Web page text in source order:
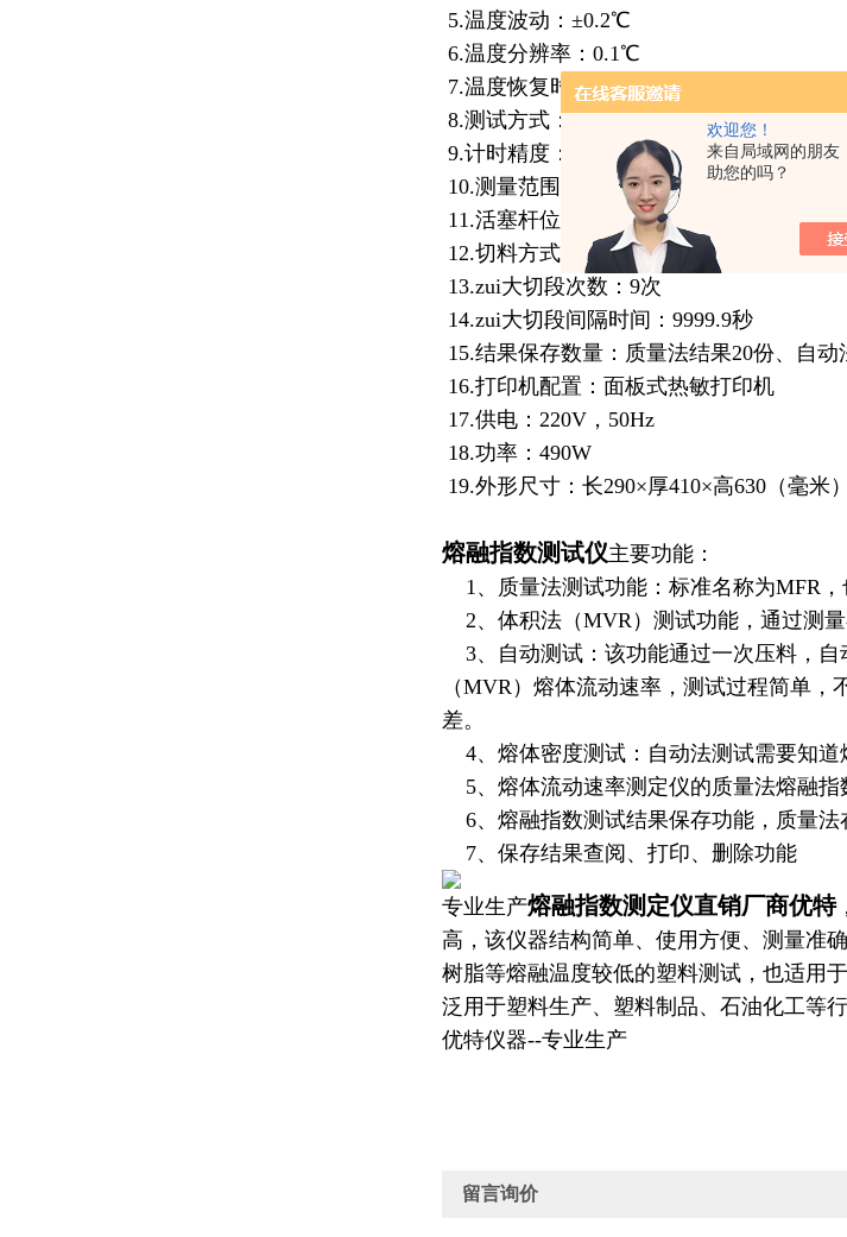
欢迎您！
来自局域网的朋友
助您的吗？
5.温度波动：±0.2℃
6.温度分辨率：0.1℃
7.温度恢复时间：≤4min
8.测试方式：质量法（MFR）、体积法（
9.计时精度：0.1S（MFR、MVR）
10.测量范围：O.1～300g／10min(MFR)、
11.活塞杆位移精度：0.01mm
12.切料方式：自动（试验过程中）、手动
13.zui大切段次数：9次
14.zui大切段间隔时间：9999.9秒
15.结果保存数量：质量法结果20份、自
16.打印机配置：面板式热敏打印机
17.供电：220V，50Hz
18.功率：490W
19.外形尺寸：长290×厚410×高630（毫米）
熔融指数测试仪主要功能：
1、质量法测试功能：标准名称为MFR，
2、体积法（MVR）测试功能，通过测
3、自动测试：该功能通过一次压料，自
（MVR）熔体流动速率，测试过程简单
差。
4、熔体密度测试：自动法测试需要知道
5、 熔体流动速率测定仪的质量法熔融指
6、熔融指数测试结果保存功能，质量法
7、保存结果查阅、打印、删除功能
专业生产熔融指数测定仪直销厂商优特
高， 该仪器结构简单、使用方便、测量准
树脂等熔融温度较低的塑料测试，也适用
泛用于塑料生产、塑料制品、石油化工等
优特仪器--专业生产
留言询价